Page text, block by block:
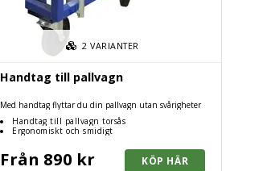
2VARIANTER
Handtag till pallvagn
Med handtag flyttar du din pallvagn utan svårigheter
Handtag till pallvagn torsås
Ergonomiskt och smidigt
Från 890 kr